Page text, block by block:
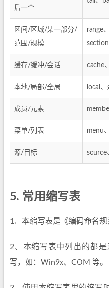
后一个
区间/区域/某一部分/
范围/规模
range
缓存/缓冲/会话 cache
本地/局部/全局 local、
成员/元素
菜单/列表 menu
源/目标 source
5. 常用缩写表
1、本缩写表是《编码命名规
2、本缩写表中列出的都
写，如：Win9x、COM 等。